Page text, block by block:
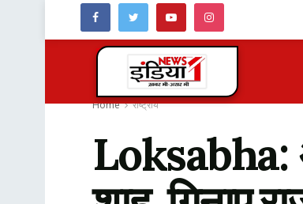
Home राष्ट्रीय
Loksabha: